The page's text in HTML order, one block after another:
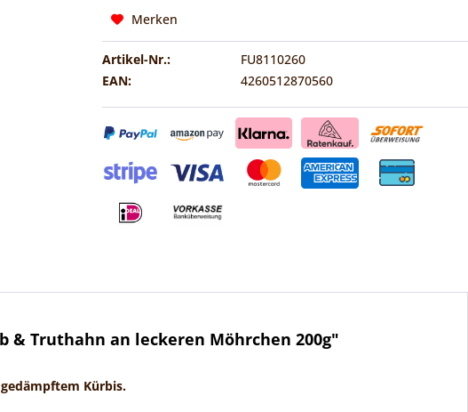
Merken
Artikel-Nr.:
FU8110260
EAN:
4260512870560
Truthahn an leckeren Möhrchen 200g"
Kürbis.